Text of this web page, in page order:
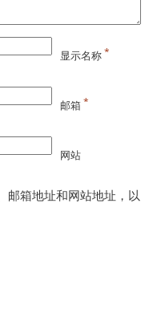
显示名称*
邮箱*
网站
邮箱地址和网站地址，以